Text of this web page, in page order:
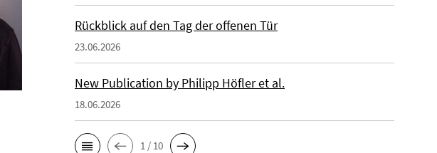
Rückblick auf den Tag der offenen Tür
23.06.2026
New Publication by Philipp Höfler et al.
18.06.2026
1 / 10